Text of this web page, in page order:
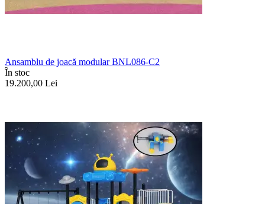
Ansamblu de joacă modular BNL086-C2
În stoc
19.200,00 Lei